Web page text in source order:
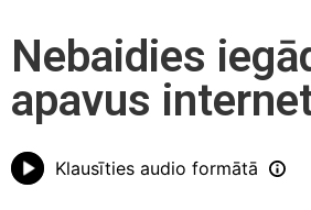
Nebaidies
apavus
Klausīties audio formātā